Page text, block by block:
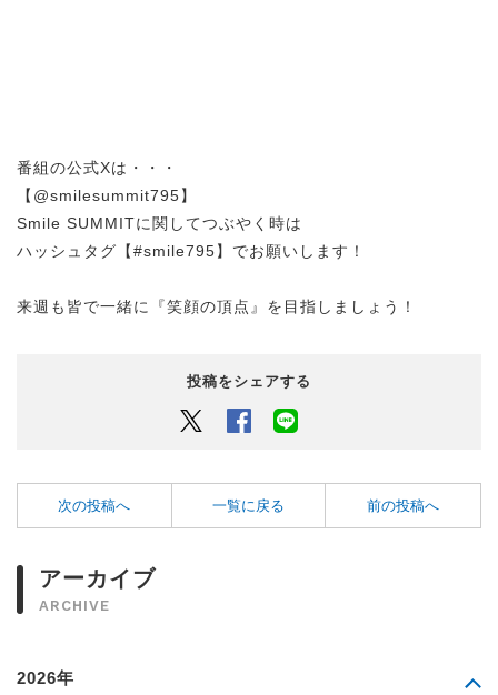
番組の公式Xは・・・
【@smilesummit795】
Smile SUMMITに関してつぶやく時は
ハッシュタグ【#smile795】でお願いします！
来週も皆で一緒に『笑顔の頂点』を目指しましょう！
投稿をシェアする
Twitter Facebook
次の投稿へ 一覧に戻る 前の投稿へ
アーカイブ
ARCHIVE
2026年